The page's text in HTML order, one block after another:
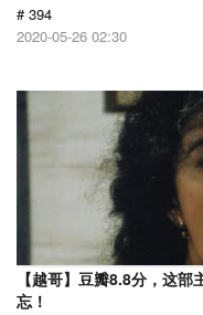
# 394
2020-05-26 02:30
【越哥】豆瓣8.8分，这
忘！